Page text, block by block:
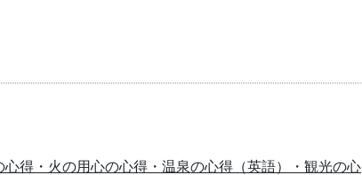
得・火の用心の心得・温泉の心得（英語）・観光の心